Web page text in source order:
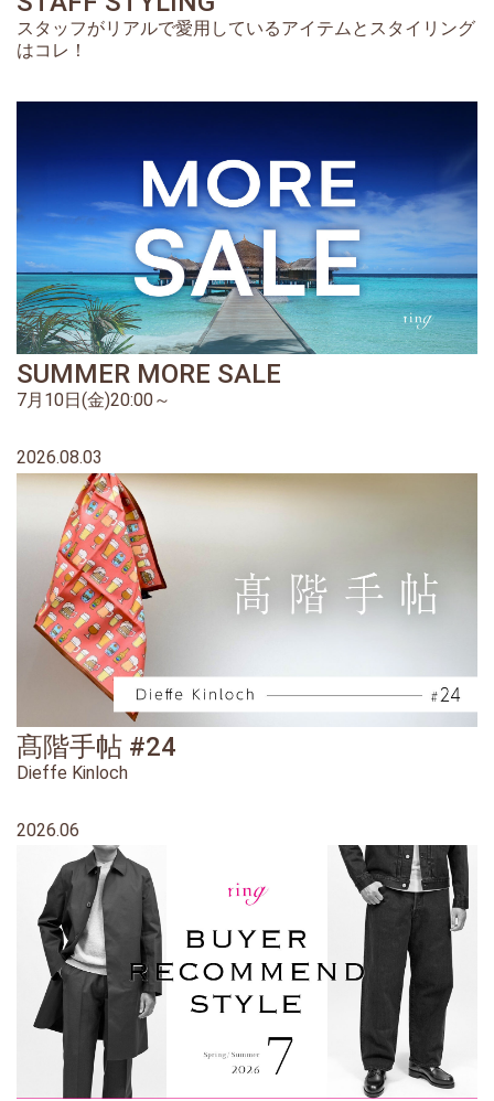
スタッフがリアルで愛用しているアイテムとスタイリング
はコレ！
SUMMER MORE SALE
7月10日(金)20:00～
2026.08.03
髙階手帖 #24
Dieffe Kinloch
2026.06